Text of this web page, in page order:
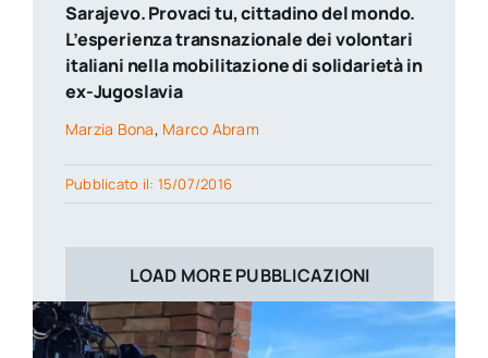
Sarajevo. Provaci tu, cittadino del mondo.
L’esperienza transnazionale dei volontari
italiani nella mobilitazione di solidarietà in
ex-Jugoslavia
Marzia Bona, Marco Abram
Pubblicato il: 15/07/2016
LOAD MORE PUBBLICAZIONI